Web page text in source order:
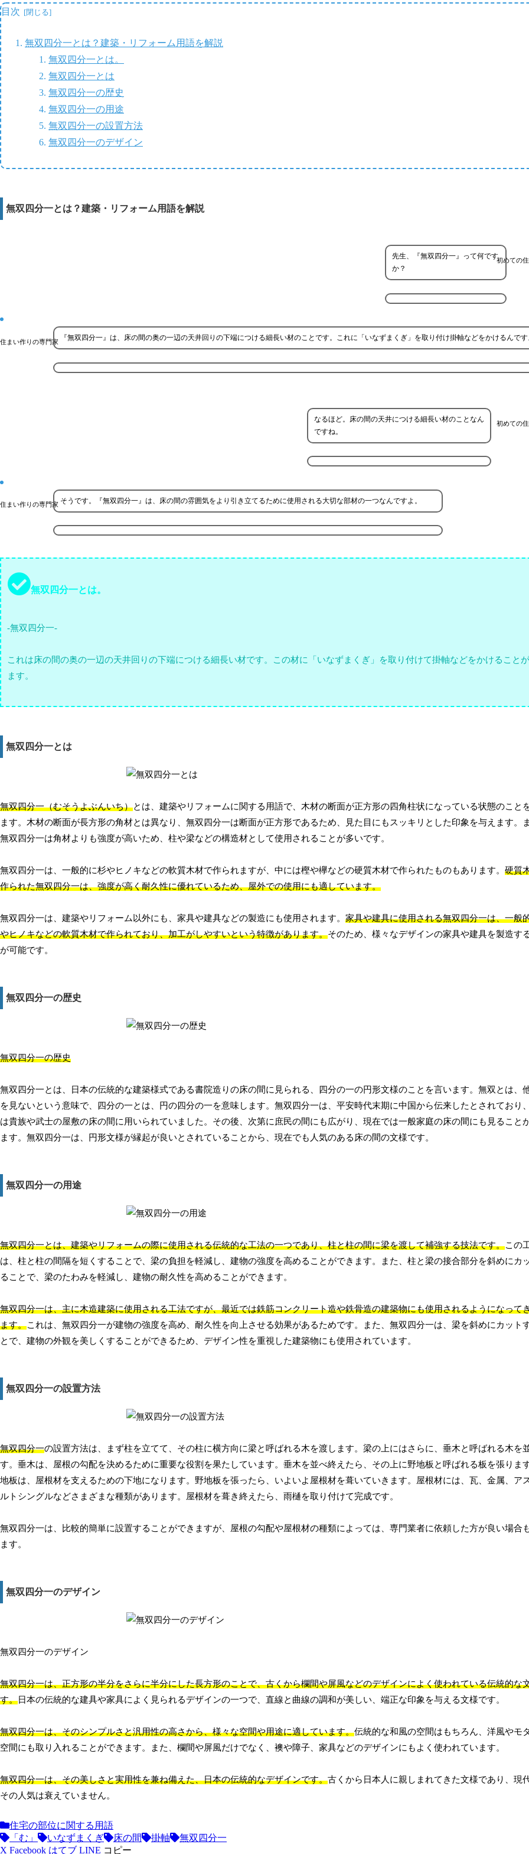
目次
無双四分一とは？建築・リフォーム用語を解説
無双四分一とは。
無双四分一とは
無双四分一の歴史
無双四分一の用途
無双四分一の設置方法
無双四分一のデザイン
無双四分一とは？建築・リフォーム用語を解説
初めての
先生、『無双四分一』って何です
か？
住まい作りの専門家 『無双四分一』は、床の間の奥の一辺の天井回りの下端につける細長い材のことです。これに「いなずまくぎ」を取り付け掛軸などをかけるんで
初めての
なるほど。床の間の天井につける細長い材のことなん
ですね。
住まい作りの専門家 そうです。『無双四分一』は、床の間の雰囲気をより引き立てるために使用される大切な部材の一つなんですよ。
無双四分一とは。
-無双四分一-
これは床の間の奥の一辺の天井回りの下端につける細長い材です。この材に「いなずまくぎ」を取り付けて掛軸などをかけること
ます。
無双四分一とは
無双四分一（むそうよぶんいち）とは、建築やリフォームに関する用語で、木材の断面が正方形の四角柱状になっている状態のこと
ます。木材の断面が長方形の角材とは異なり、無双四分一は断面が正方形であるため、見た目にもスッキリとした印象を与えます。
無双四分一は角材よりも強度が高いため、柱や梁などの構造材として使用されることが多いです。
無双四分一は、一般的に杉やヒノキなどの軟質木材で作られますが、中には樫や欅などの硬質木材で作られたものもあります。 硬質
作られた無双四分一は、強度が高く耐久性に優れているため、屋外での使用にも適しています。
無双四分一は、建築やリフォーム以外にも、家具や建具などの製造にも使用されます。 家具や建具に使用される無双四分一は、一般
やヒノキなどの軟質木材で作られており、加工がしやすいという特徴があります。そのため、様々なデザインの家具や建具を製造す
が可能です。
無双四分一の歴史
無双四分一の歴史
無双四分一とは、日本の伝統的な建築様式である書院造りの床の間に見られる、四分の一の円形文様のことを言います。無双とは、
を見ないという意味で、四分の一とは、円の四分の一を意味します。無双四分一は、平安時代末期に中国から伝来したとされており
は貴族や武士の屋敷の床の間に用いられていました。その後、次第に庶民の間にも広がり、現在では一般家庭の床の間にも見ること
ます。無双四分一は、円形文様が縁起が良いとされていることから、現在でも人気のある床の間の文様です。
無双四分一の用途
無双四分一とは、建築やリフォームの際に使用される伝統的な工法の一つであり、柱と柱の間に梁を渡して補強する技法です。この
は、柱と柱の間隔を短くすることで、梁の負担を軽減し、建物の強度を高めることができます。また、柱と梁の接合部分を斜めにカ
ることで、梁のたわみを軽減し、建物の耐久性を高めることができます。
無双四分一は、主に木造建築に使用される工法ですが、最近では鉄筋コンクリート造や鉄骨造の建築物にも使用されるようになって
ます。これは、無双四分一が建物の強度を高め、耐久性を向上させる効果があるためです。また、無双四分一は、梁を斜めにカット
とで、建物の外観を美しくすることができるため、デザイン性を重視した建築物にも使用されています。
無双四分一の設置方法
無双四分一の設置方法は、まず柱を立てて、その柱に横方向に梁と呼ばれる木を渡します。梁の上にはさらに、垂木と呼ばれる木を
す。垂木は、屋根の勾配を決めるために重要な役割を果たしています。垂木を並べ終えたら、その上に野地板と呼ばれる板を張りま
地板は、屋根材を支えるための下地になります。野地板を張ったら、いよいよ屋根材を葺いていきます。屋根材には、瓦、金属、ア
ルトシングルなどさまざまな種類があります。屋根材を葺き終えたら、雨樋を取り付けて完成です。
無双四分一は、比較的簡単に設置することができますが、屋根の勾配や屋根材の種類によっては、専門業者に依頼した方が良い場合
ます。
無双四分一のデザイン
無双四分一のデザイン
無双四分一は、正方形の半分をさらに半分にした長方形のことで、古くから欄間や屏風などのデザインによく使われている伝統的な
す。日本の伝統的な建具や家具によく見られるデザインの一つで、直線と曲線の調和が美しい、端正な印象を与える文様です。
無双四分一は、そのシンプルさと汎用性の高さから、様々な空間や用途に適しています。伝統的な和風の空間はもちろん、洋風やモ
空間にも取り入れることができます。また、欄間や屏風だけでなく、襖や障子、家具などのデザインにもよく使われています。
無双四分一は、その美しさと実用性を兼ね備えた、日本の伝統的なデザインです。古くから日本人に親しまれてきた文様であり、現
その人気は衰えていません。
住宅の部位に関する用語
「む」
いなずまくぎ 床の間 掛軸
無双四分一
X Facebook はてブ LINE コピー